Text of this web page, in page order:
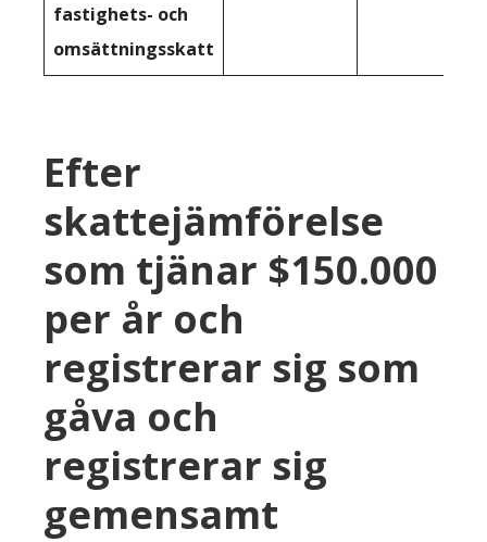
fastighets- och
omsättningsskatt
Efter
skattejämförelse
som tjänar $150.000
per år och
registrerar sig som
gåva och
registrerar sig
gemensamt